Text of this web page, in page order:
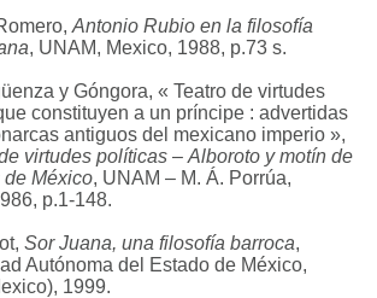
Antonio Rubio en la filosofía
, UNAM, Mexico, 1988, p.73 s.
y Góngora, « Teatro de virtudes
constituyen a un príncipe : advertidas
antiguos del mexicano imperio »,
virtudes políticas – Alboroto y motín de
México, UNAM – M. Á. Porrúa,
p.1-148.
Sor Juana, una filosofía barroca,
Autónoma del Estado de México,
1999.